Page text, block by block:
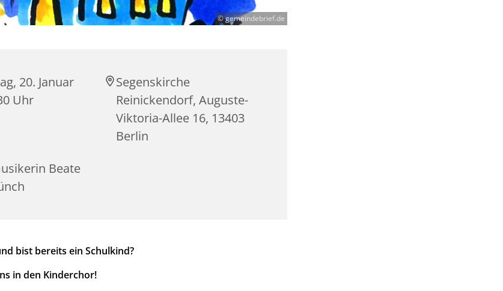
© gemeindebrief.de
20. Januar
Uhr
Segenskirche
Reinickendorf, Auguste-
Viktoria-Allee 16, 13403
Berlin
Beate
bist bereits ein Schulkind?
in den Kinderchor!